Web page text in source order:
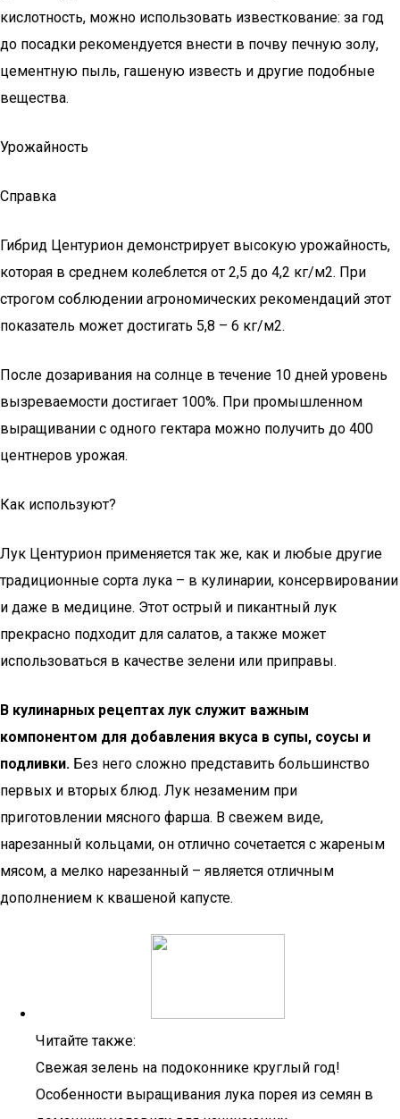
кислотность, можно использовать известкование: за год
до посадки рекомендуется внести в почву печную золу,
цементную пыль, гашеную известь и другие подобные
вещества.
Урожайность
Справка
Гибрид Центурион демонстрирует высокую урожайность,
которая в среднем колеблется от 2,5 до 4,2 кг/м2. При
строгом соблюдении агрономических рекомендаций этот
показатель может достигать 5,8 – 6 кг/м2.
После дозаривания на солнце в течение 10 дней уровень
вызреваемости достигает 100%. При промышленном
выращивании с одного гектара можно получить до 400
центнеров урожая.
Как используют?
Лук Центурион применяется так же, как и любые другие
традиционные сорта лука – в кулинарии, консервировании
и даже в медицине. Этот острый и пикантный лук
прекрасно подходит для салатов, а также может
использоваться в качестве зелени или приправы.
В кулинарных рецептах лук служит важным
компонентом для добавления вкуса в супы, соусы и
подливки. Без него сложно представить большинство
первых и вторых блюд. Лук незаменим при
приготовлении мясного фарша. В свежем виде,
нарезанный кольцами, он отлично сочетается с жареным
мясом, а мелко нарезанный – является отличным
дополнением к квашеной капусте.
Читайте также:
Свежая зелень на подоконнике круглый год!
Особенности выращивания лука порея из семян в